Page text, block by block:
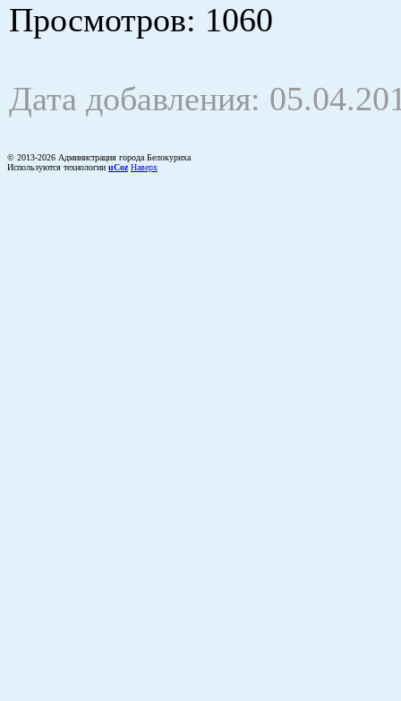
Просмотров: 1060
Дата добавления:
© 2013-2026 Администрация города Белокуриха
Используются технологии uCoz Наверх